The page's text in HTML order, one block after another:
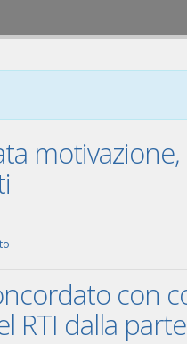
con
RTI dalla